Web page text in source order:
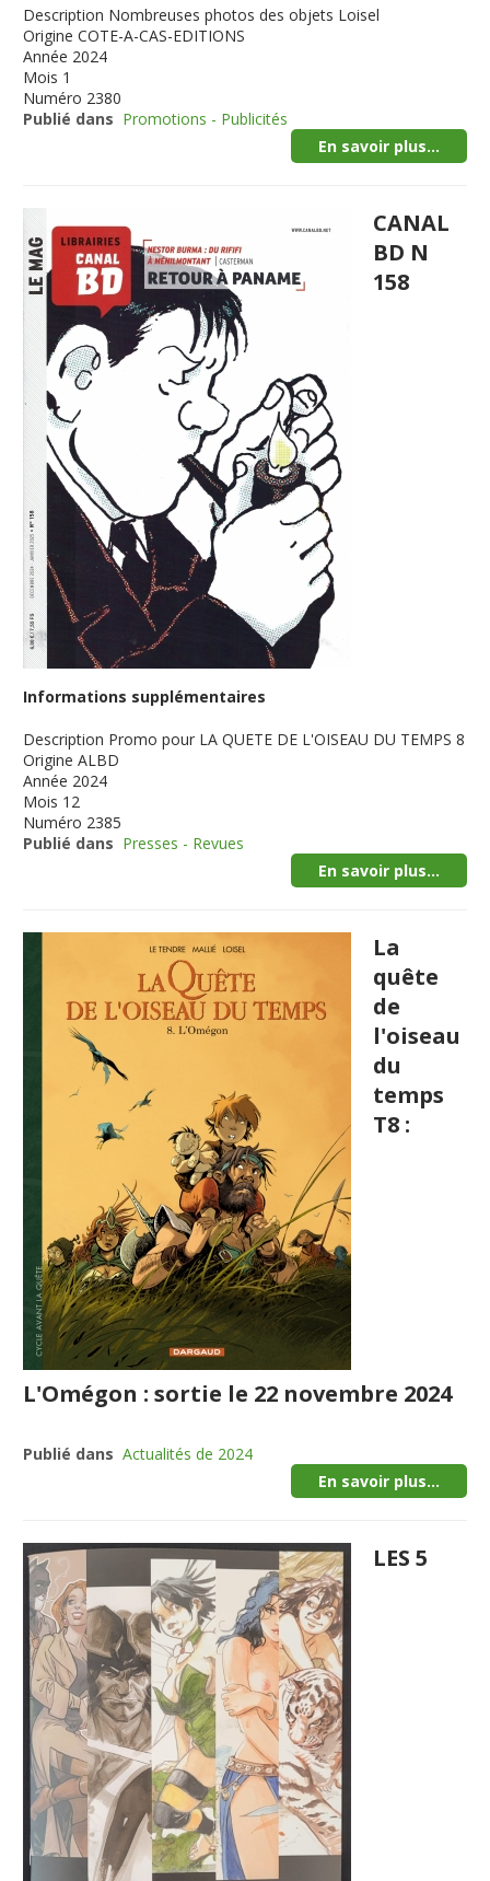
Description Nombreuses photos des objets Loisel
Origine COTE-A-CAS-EDITIONS
Année 2024
Mois 1
Numéro 2380
Publié dans Promotions - Publicités
En savoir plus...
CANAL
BD N
158
Informations supplémentaires
Description Promo pour LA QUETE DE L'OISEAU DU TEMPS 8
Origine ALBD
Année 2024
Mois 12
Numéro 2385
Publié dans Presses - Revues
En savoir plus...
La
quête
de
l'oiseau
du
temps
T8 :
L'Omégon : sortie le 22 novembre 2024
Publié dans Actualités de 2024
En savoir plus...
LES 5